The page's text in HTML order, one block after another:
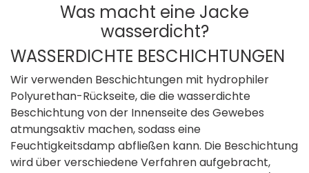
Was macht eine Jacke
wasserdicht?
WASSERDICHTE BESCHICHTUNGEN
Wir verwenden Beschichtungen mit hydrophiler
Polyurethan-Rückseite, die die wasserdichte
Beschichtung von der Innenseite des Gewebes
atmungsaktiv machen, sodass eine
Feuchtigkeitsdamp abfließen kann. Die Beschichtung
wird über verschiedene Verfahren aufgebracht,